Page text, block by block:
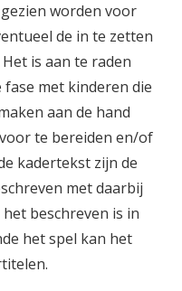
worden voor
de in te zetten
is aan te raden
fase met kinderen die
aan de hand
te bereiden en/of
kadertekst zijn de
met daarbij
beschreven is in
het spel kan het